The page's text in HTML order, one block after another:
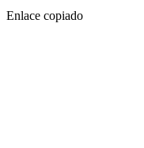
Enlace copiado